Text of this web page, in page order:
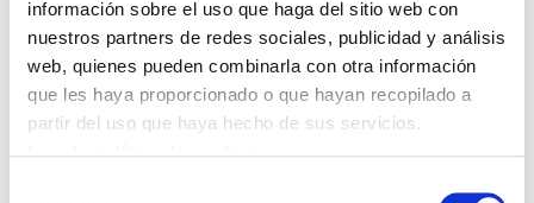
información sobre el uso que haga del sitio web con
nuestros partners de redes sociales, publicidad y análisis
web, quienes pueden combinarla con otra información
que les haya proporcionado o que hayan recopilado a
partir del uso que haya hecho de sus servicios.
sarkozysme. Éditorial: Entronsau Luxembourg et
poursuivons notre route. Bozka Bacho! Le
renouveau de l'anarchisme en Russie (Michael
Alcibar). Nos candidats au rendez-vous des
Leiciageçahar). Sénatoriales, la voie occitane.